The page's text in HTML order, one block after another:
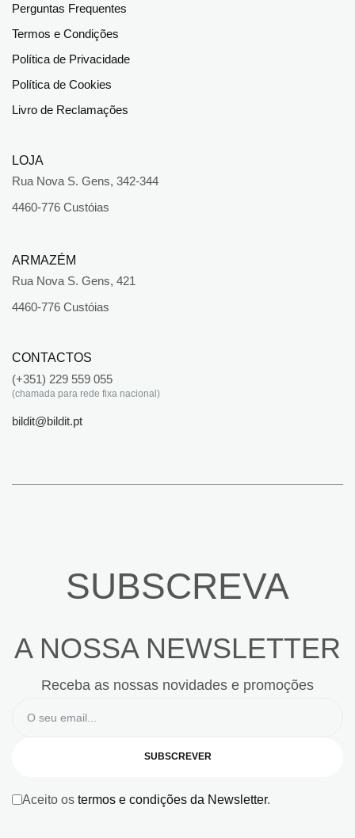
Perguntas Frequentes
Termos e Condições
Política de Privacidade
Política de Cookies
Livro de Reclamações
LOJA
Rua Nova S. Gens, 342-344
4460-776 Custóias
ARMAZÉM
Rua Nova S. Gens, 421
4460-776 Custóias
CONTACTOS
(+351) 229 559 055
(chamada para rede fixa nacional)
bildit@bildit.pt
SUBSCREVA
A NOSSA NEWSLETTER
Receba as nossas novidades e promoções
SUBSCREVER
Aceito os termos e condições da Newsletter.